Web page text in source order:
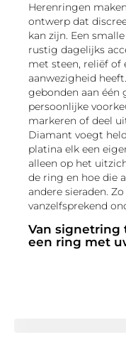
Herenringen
ontwerp dat
kan zijn. Een
rustig dagelijks
met steen, reliëf of
aanwezigheid
gebonden aan één
persoonlijke
markeren of deel
Diamant voegt
platina elk een
alleen op het
de ring en hoe die
andere sieraden.
vanzelfsprekend
Van signetring
een ring met
herkenbaar, vaak
bij een gravure of